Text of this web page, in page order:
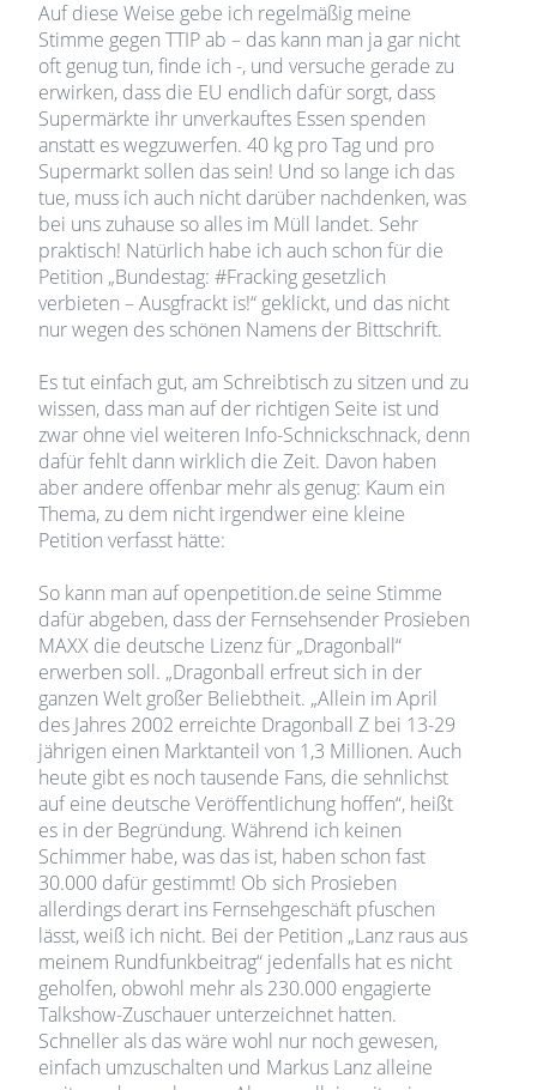
Auf diese Weise gebe ich regelmäßig meine
Stimme gegen TTIP ab – das kann man ja gar nicht
oft genug tun, finde ich -, und versuche gerade zu
erwirken, dass die EU endlich dafür sorgt, dass
Supermärkte ihr unverkauftes Essen spenden
anstatt es wegzuwerfen. 40 kg pro Tag und pro
Supermarkt sollen das sein! Und so lange ich das
tue, muss ich auch nicht darüber nachdenken, was
bei uns zuhause so alles im Müll landet. Sehr
praktisch! Natürlich habe ich auch schon für die
Petition „Bundestag: #Fracking gesetzlich
verbieten – Ausgfrackt is!“ geklickt, und das nicht
nur wegen des schönen Namens der Bittschrift.
Es tut einfach gut, am Schreibtisch zu sitzen und zu
wissen, dass man auf der richtigen Seite ist und
zwar ohne viel weiteren Info-Schnickschnack, denn
dafür fehlt dann wirklich die Zeit. Davon haben
aber andere offenbar mehr als genug: Kaum ein
Thema, zu dem nicht irgendwer eine kleine
Petition verfasst hätte:
So kann man auf openpetition.de seine Stimme
dafür abgeben, dass der Fernsehsender Prosieben
MAXX die deutsche Lizenz für „Dragonball“
erwerben soll. „Dragonball erfreut sich in der
ganzen Welt großer Beliebtheit. „Allein im April
des Jahres 2002 erreichte Dragonball Z bei 13-29
jährigen einen Marktanteil von 1,3 Millionen. Auch
heute gibt es noch tausende Fans, die sehnlichst
auf eine deutsche Veröffentlichung hoffen“, heißt
es in der Begründung. Während ich keinen
Schimmer habe, was das ist, haben schon fast
30.000 dafür gestimmt! Ob sich Prosieben
allerdings derart ins Fernsehgeschäft pfuschen
lässt, weiß ich nicht. Bei der Petition „Lanz raus aus
meinem Rundfunkbeitrag“ jedenfalls hat es nicht
geholfen, obwohl mehr als 230.000 engagierte
Talkshow-Zuschauer unterzeichnet hatten.
Schneller als das wäre wohl nur noch gewesen,
einfach umzuschalten und Markus Lanz alleine